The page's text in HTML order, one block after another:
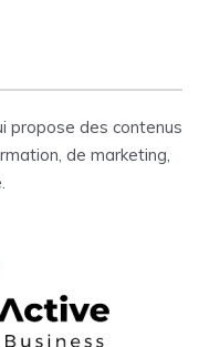
propose des contenus
de marketing,